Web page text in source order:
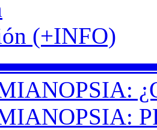
(+INFO)